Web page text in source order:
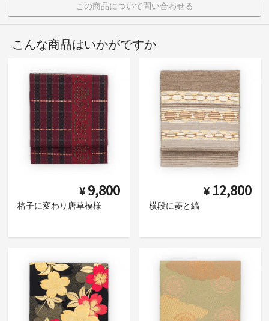
この商品について問い合わせる
こんな商品はいかがですか
¥ 9,800
格子に変わり唐草模様
¥ 12,800
横段に菱と縞